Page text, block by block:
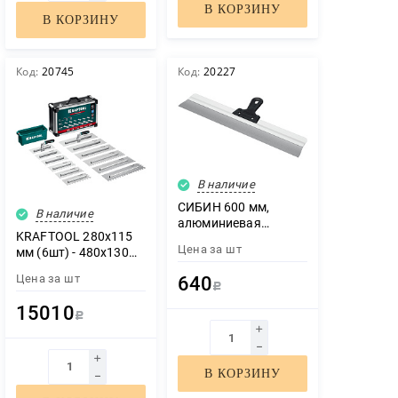
В КОРЗИНУ
В КОРЗИНУ
Код: 20745
В наличие
KRAFTOOL 280х115
мм (6шт) - 480х130
нержавеющих
2к ручкой, в
Цена за шт
15010 Р
Код: 20227
В наличие
СИБИН 600 мм,
алюминиевая
пластиковая ручка,
фасадный шпатель
Цена за шт
640 Р
В КОРЗИНУ